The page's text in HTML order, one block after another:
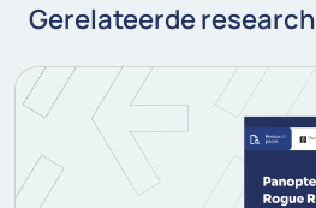
Gerelateerde research